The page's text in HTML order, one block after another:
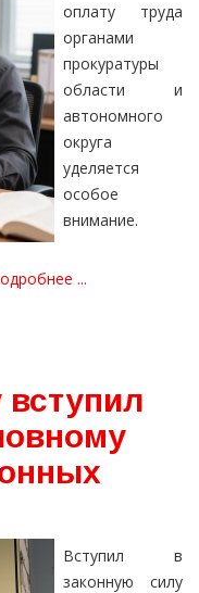
оплату труда
органами
прокуратуры
области и
автономного
округа
уделяется
особое
внимание.
...
Вступил в
законную силу